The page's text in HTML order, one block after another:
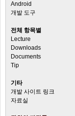
Android
개발 도구
전체 항목별
Lecture
Downloads
Documents
Tip
기타
개발 사이트 링크
자료실